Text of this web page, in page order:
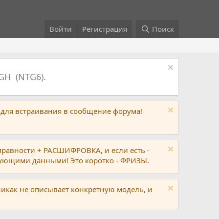
Войти Регистрация Поиск
(NTG6).
встраивания в сообщение форума!
+ РАСШИФРОВКА, и если есть -
данными! Это коротко - ФРИЗЫ.
не описывает конкретную модель, и